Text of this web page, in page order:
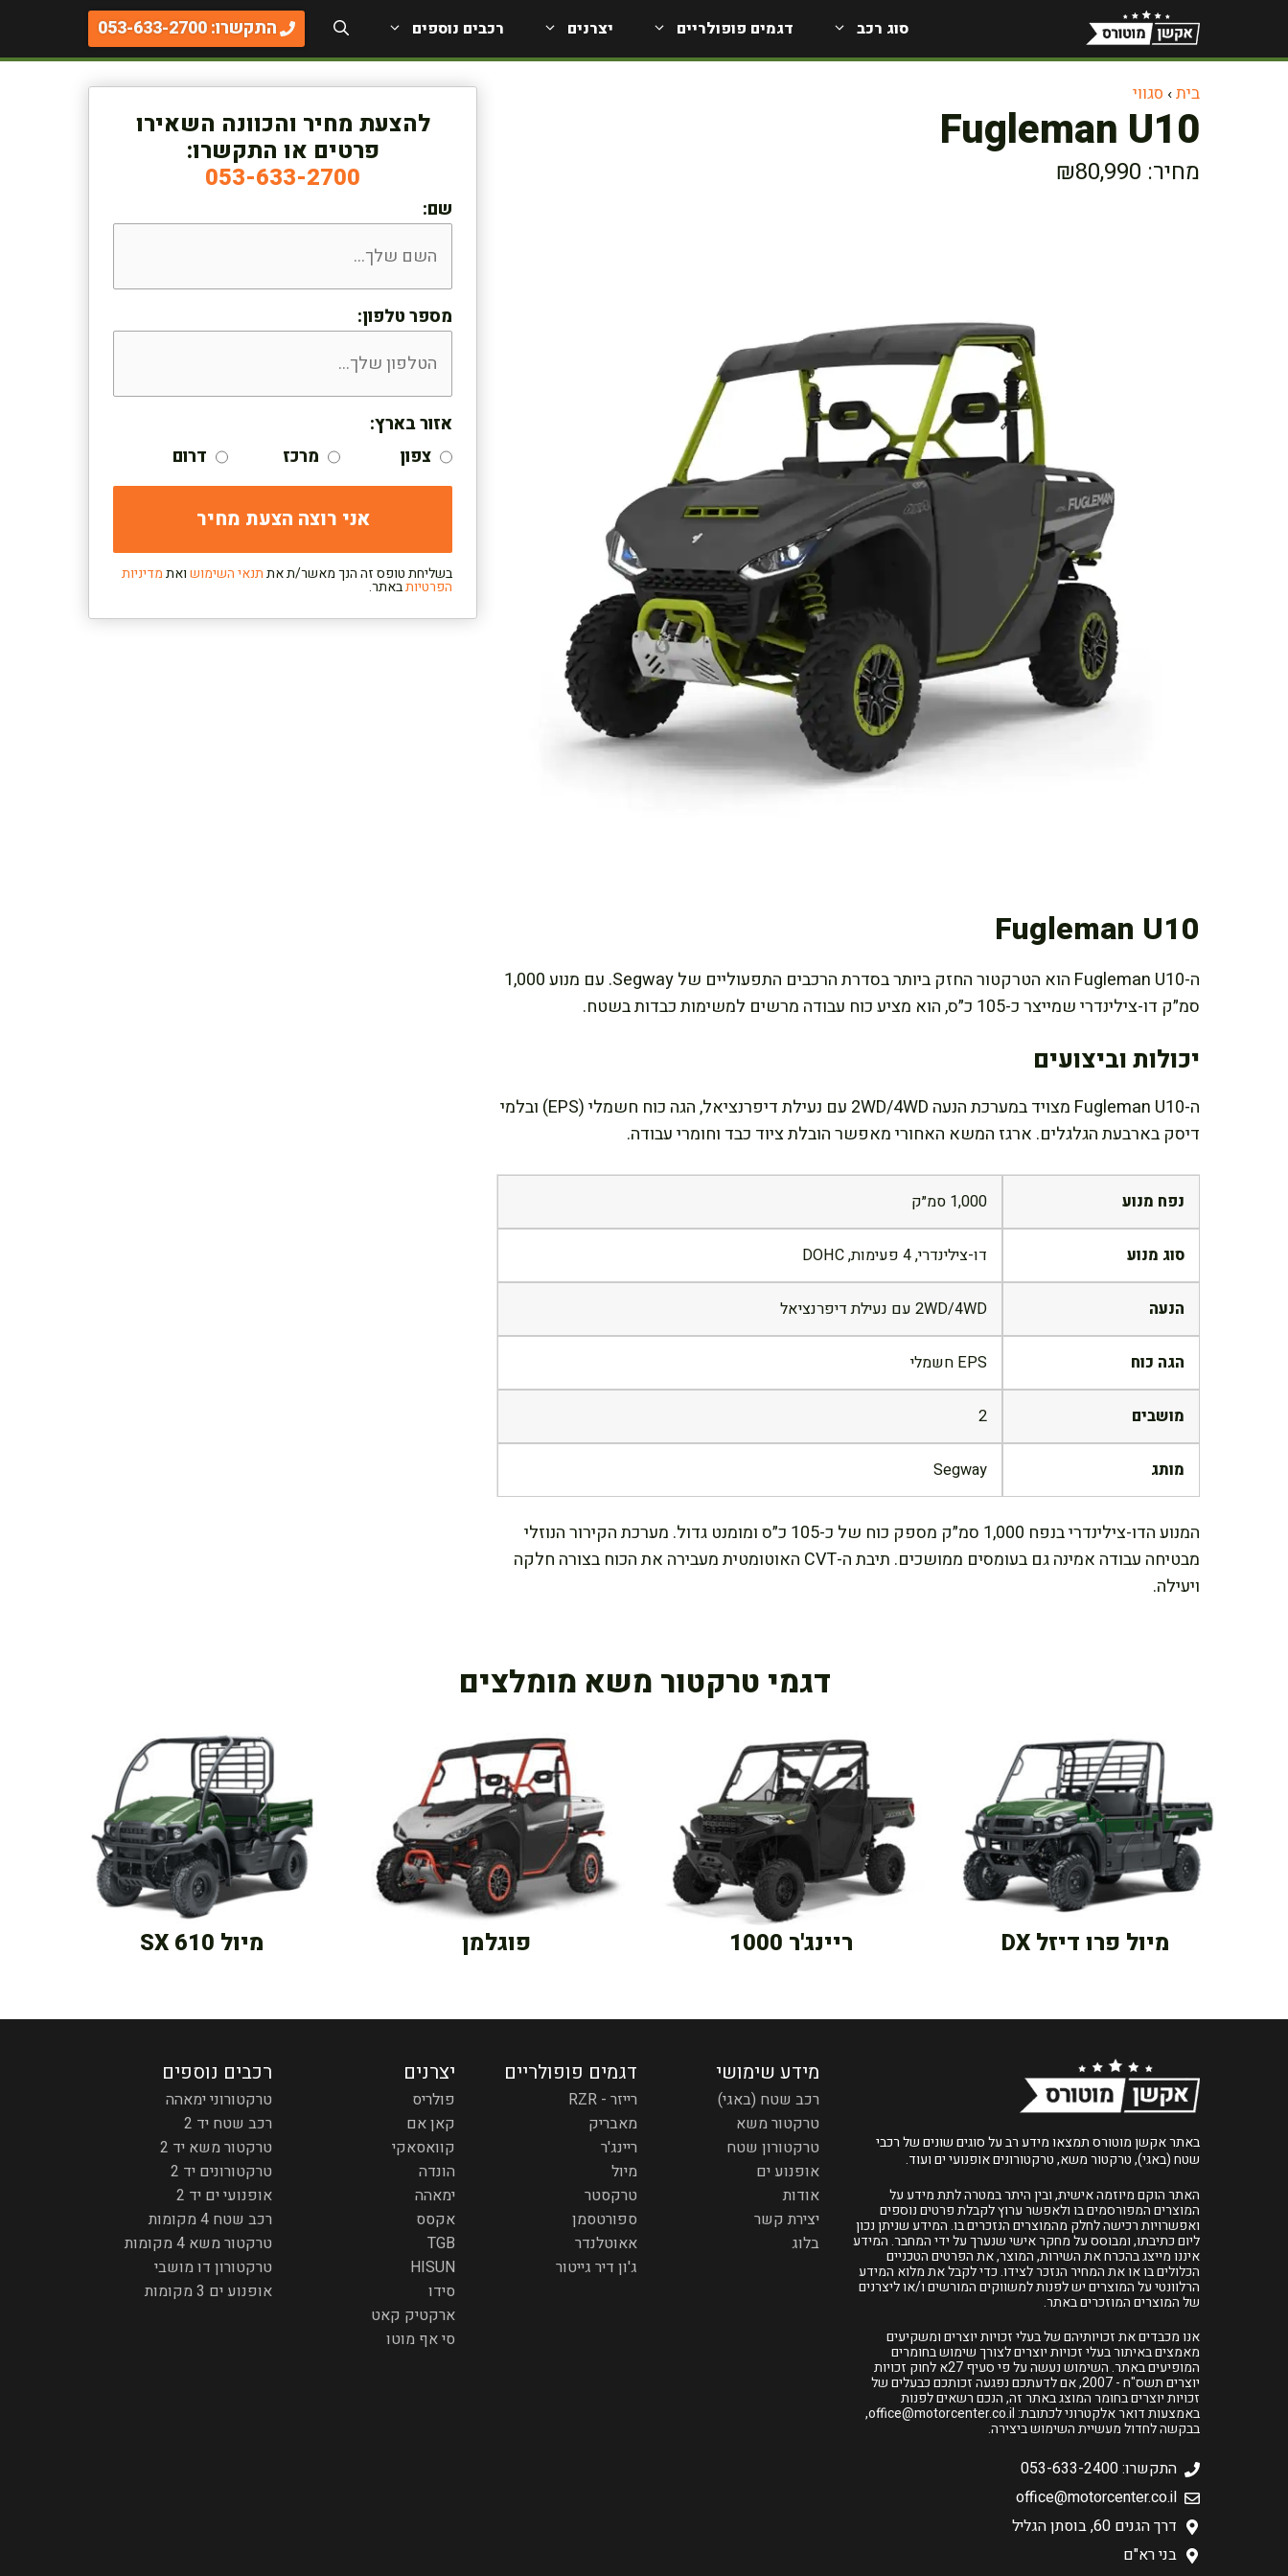
סוג רכב דגמים פופולריים יצרנים רכבים נוספים התקשרו: 053-633-2700
בית› סגווי
Fugleman U10
מחיר: ₪80,990
Fugleman U10
ה-Fugleman U10 הוא הטרקטור החזק ביותר בסדרת הרכבים התפעוליים של Segway. עם מנוע 1,000
סמ״ק דו-צילינדרי שמייצר כ-105 כ״ס, הוא מציע כוח עבודה מרשים למשימות כבדות בשטח.
יכולות וביצועים
ה-Fugleman U10 מצויד במערכת הנעה 2WD/4WD עם נעילת דיפרנציאל, הגה כוח חשמלי (EPS) ובלמי
דיסק בארבעת הגלגלים. ארגז המשא האחורי מאפשר הובלת ציוד כבד וחומרי עבודה.
נפח מנוע 1,000 סמ״ק
סוג מנוע דו-צילינדרי, 4 פעימות, DOHC
הנעה 2WD/4WD עם נעילת דיפרנציאל
הגה כוח EPS חשמלי
מושבים 2
מותג Segway
המנוע הדו-צילינדרי בנפח 1,000 סמ״ק מספק כוח של כ-105 כ״ס ומומנט גדול. מערכת הקירור הנוזלי
מבטיחה עבודה אמינה גם בעומסים ממושכים. תיבת ה-CVT האוטומטית מעבירה את הכוח בצורה חלקה
ויעילה.
להצעת מחיר והכוונה השאירו
פרטים או התקשרו:
053-633-2700
שם:
מספר טלפון:
אזור בארץ:
צפון
מרכז דרום
בשליחת טופס זה הנך מאשר/ת אתתנאי השימושואתמדיניות
הפרטיותבאתר.
דגמי טרקטור משא מומלצים
מיול פרו דיזל DX ריינג'ר 1000 פוגלמן מיול SX 610
באתר אקשן מוטורס תמצאו מידע רב על סוגים שונים של רכבי
שטח (באגי), טרקטור משא, טרקטורונים אופנועי ים ועוד.
האתר הוקם מיוזמה אישית, ובין היתר במטרה לתת מידע על
המוצרים המפורסמים בו ולאפשר ערוץ לקבלת פרטים נוספים
ואפשרויות רכישה לחלק מהמוצרים הנזכרים בו. המידע שניתן נכון
ליום כתיבתו, ומבוסס על מחקר אישי שנערך על ידי המחבר. המידע
איננו מייצג בהכרח את השירות, המוצר, את הפרטים הטכניים
הכלולים בו או את המחיר הנזכר לצידו. כדי לקבל את מלוא המידע
הרלוונטי על המוצרים יש לפנות למשווקים המורשים ו/או ליצרנים
של המוצרים המוזכרים באתר.
אנו מכבדים את זכויותיהם של בעלי זכויות יוצרים ומשקיעים
מאמצים באיתור בעלי זכויות יוצרים לצורך שימוש בחומרים
המופיעים באתר. השימוש נעשה על פי סעיף 27א לחוק זכויות
יוצרים תשס"ח - 2007, אם לדעתכם נפגעה זכותכם כבעלים של
זכויות יוצרים בחומר המוצג באתר זה, הנכם רשאים לפנות
באמצעות דואר אלקטרוני לכתובת:office@motorcenter.co.il
,
בבקשה לחדול מעשיית השימוש ביצירה.
התקשרו: 053-633-2400
office@motorcenter.co.il
דרך הגנים 60, בוסתן הגליל
בני רא"ם
מידע שימושי
רכב שטח (באגי)
טרקטור משא
טרקטורון שטח
אופנוע ים
אודות
יצירת קשר
בלוג
דגמים פופולריים
רייזר - RZR
מאבריק
ריינג'ר
מיול
טרקסטר
ספורטסמן
אאוטלנדר
ג'ון דיר גייטור
יצרנים
פולריס
קאן אם
קוואסאקי
הונדה
ימאהה
אקסס
TGB
HISUN
סידו
ארקטיק קאט
סי אף מוטו
רכבים נוספים
טרקטורוני ימאהה
רכב שטח יד 2
טרקטור משא יד 2
טרקטורונים יד 2
אופנועי ים יד 2
רכב שטח 4 מקומות
טרקטור משא 4 מקומות
טרקטורון דו מושבי
אופנוע ים 3 מקומות